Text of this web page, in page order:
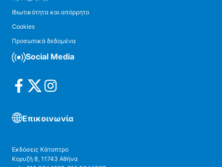
Ιδιωτικότητα και απόρρητο
Cookies
Προσωπικά δεδομένα
Social Media
Επικοινωνία
Εκδόσεις Κάτοπτρο
Κορυζή 8, 11743 Αθήνα